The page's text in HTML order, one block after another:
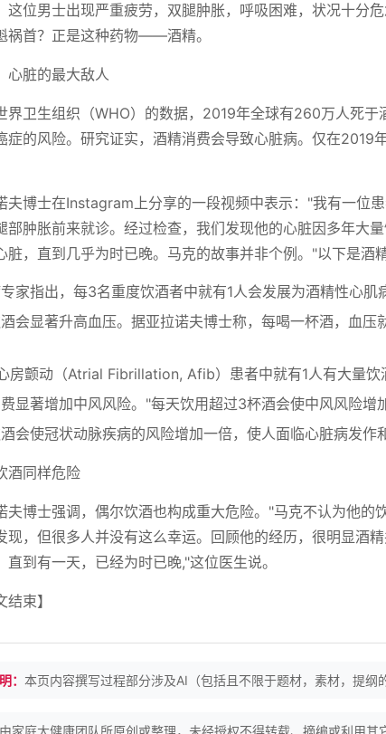
这位男士出现严重疲劳，双腿肿胀，呼吸困难，状况十分
祸首？正是这种药物——酒精。
心脏的最大敌人
界卫生组织（WHO）的数据，2019年全球有260万人死于
症的风险。研究证实，酒精消费会导致心脏病。仅在2019
夫博士在Instagram上分享的一段视频中表示："我有一位
部肿胀前来就诊。经过检查，我们发现他的心脏因多年大
脏，直到几乎为时已晚。马克的故事并非个例。"以下是酒
家指出，每3名重度饮酒者中就有1人会发展为酒精性心肌
会显著升高血压。据亚拉诺夫博士称，每喝一杯酒，血
房颤动（Atrial Fibrillation, Afib）患者中就有1人有大量饮
显著增加中风风险。"每天饮用超过3杯酒会使中风风险增
会使冠状动脉疾病的风险增加一倍，使人面临心脏病发作
酒同样危险
夫博士强调，偶尔饮酒也构成重大危险。"马克不认为他
现，但很多人并没有这么幸运。回顾他的经历，很明显酒
直到有一天，已经为时已晚,"这位医生说。
结束】
： 本页内容撰写过程部分涉及AI（包括且不限于题材，素材，提纲
家庭大健康团队所原创或整理，未经授权不得转载、摘编或利用其